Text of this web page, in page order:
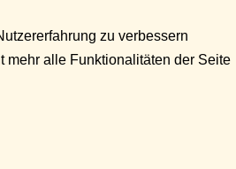
zu verbessern
mehr alle Funktionalitäten der Seite